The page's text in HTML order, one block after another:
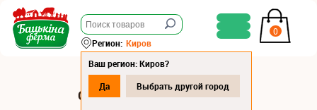
0
Регион: Киров
Ваш регион: Киров?
Да
Выбрать другой город
ОПТОВЫМ ПОКУПАТЕЛЯМ